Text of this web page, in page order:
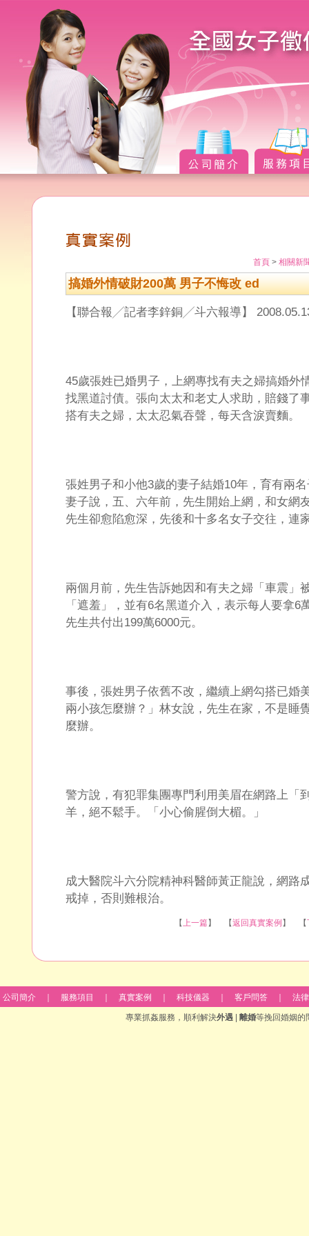
首頁 > 相關新
搞婚外情破財200萬 男子不悔改 ed
【聯合報╱記者李鋅銅╱斗六報導】
45歲張姓已婚男子，上網專找有夫之婦搞婚外
找黑道討債。張向太太和老丈人求助，賠錢了
搭有夫之婦，太太忍氣吞聲，每天含淚賣麵。
張姓男子和小他3歲的妻子結婚10年，育有兩
妻子說，五、六年前，先生開始上網，和女網
先生卻愈陷愈深，先後和十多名女子交往，連
兩個月前，先生告訴她因和有夫之婦「車震」
「遮羞」，並有6名黑道介入，表示每人要拿6
先生共付出199萬6000元。
事後，張姓男子依舊不改，繼續上網勾搭已婚
兩小孩怎麼辦？」林女說，先生在家，不是睡
麼辦。
警方說，有犯罪集團專門利用美眉在網路上「
羊，絕不鬆手。「小心偷腥倒大楣。」
成大醫院斗六分院精神科醫師黃正龍說，網路
戒掉，否則難根治。
【上一篇】 【返回真實案例 】 【
公司簡介 服務項目 真實案例 科技儀器 客戶問答 法
專業抓姦服務，順利解決外遇| 離婚等挽回婚姻